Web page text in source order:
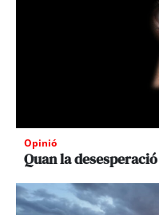
Opinió
Quan la